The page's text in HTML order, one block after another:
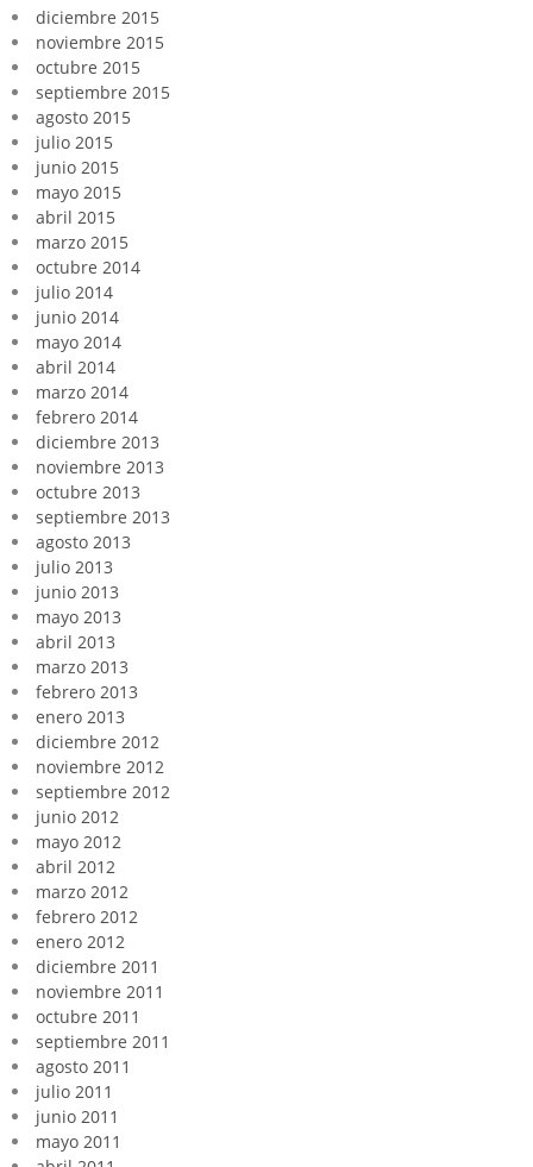
diciembre 2015
noviembre 2015
octubre 2015
septiembre 2015
agosto 2015
julio 2015
junio 2015
mayo 2015
abril 2015
marzo 2015
octubre 2014
julio 2014
junio 2014
mayo 2014
abril 2014
marzo 2014
febrero 2014
diciembre 2013
noviembre 2013
octubre 2013
septiembre 2013
agosto 2013
julio 2013
junio 2013
mayo 2013
abril 2013
marzo 2013
febrero 2013
enero 2013
diciembre 2012
noviembre 2012
septiembre 2012
junio 2012
mayo 2012
abril 2012
marzo 2012
febrero 2012
enero 2012
diciembre 2011
noviembre 2011
octubre 2011
septiembre 2011
agosto 2011
julio 2011
junio 2011
mayo 2011